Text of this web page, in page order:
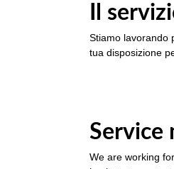
Il
Stiamo lavorando
tua disposizione
Service
We are working